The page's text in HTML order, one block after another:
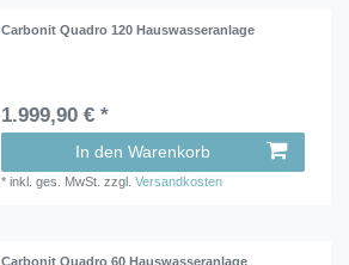
Carbonit Quadro 120 Hauswasseranlage
1.999,90 € *
In den Warenkorb
*inkl. ges. MwSt. zzgl.Versandkosten
Carbonit Quadro 60 Hauswasseranlage